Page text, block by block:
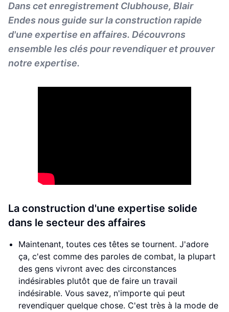
Dans cet enregistrement Clubhouse, Blair
Endes nous guide sur la construction rapide
d'une expertise en affaires. Découvrons
ensemble les clés pour revendiquer et prouver
notre expertise.
La construction d'une expertise solide
dans le secteur des affaires
Maintenant, toutes ces têtes se tournent. J'adore
ça, c'est comme des paroles de combat, la plupart
des gens vivront avec des circonstances
indésirables plutôt que de faire un travail
indésirable. Vous savez, n'importe qui peut
revendiquer quelque chose. C'est très à la mode de